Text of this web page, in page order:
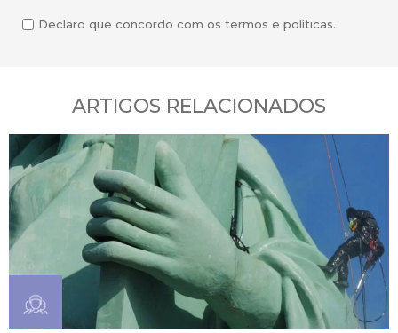
Declaro que concordo com os termos e políticas.
ARTIGOS RELACIONADOS